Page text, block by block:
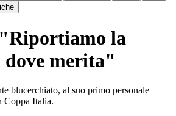
la
dove merita"
blucerchiato, al suo primo personale
Coppa Italia.